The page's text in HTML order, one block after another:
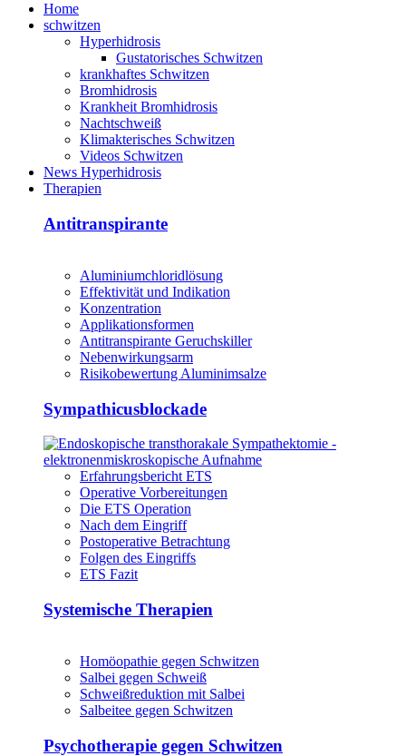
Home
schwitzen
Hyperhidrosis
Gustatorisches Schwitzen
krankhaftes Schwitzen
Bromhidrosis
Krankheit Bromhidrosis
Nachtschweiß
Klimakterisches Schwitzen
Videos Schwitzen
News Hyperhidrosis
Therapien
Antitranspirante
Aluminiumchloridlösung
Effektivität und Indikation
Konzentration
Applikationsformen
Antitranspirante Geruchskiller
Nebenwirkungsarm
Risikobewertung Aluminimsalze
Sympathicusblockade
Erfahrungsbericht ETS
Operative Vorbereitungen
Die ETS Operation
Nach dem Eingriff
Postoperative Betrachtung
Folgen des Eingriffs
ETS Fazit
Systemische Therapien
Homöopathie gegen Schwitzen
Salbei gegen Schweiß
Schweißreduktion mit Salbei
Salbeitee gegen Schwitzen
Psychotherapie gegen Schwitzen